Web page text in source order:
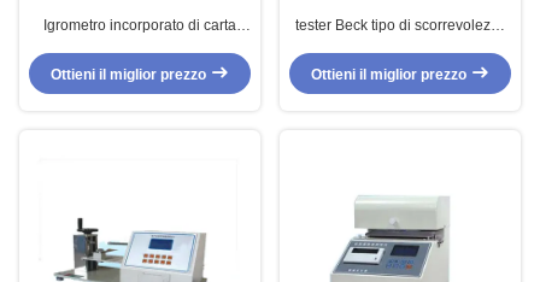
Igrometro incorporato di carta
delle apparecchiature di collaudo
Ottieni il miglior prezzo
tester Beck tipo di scorrevolezza
collaudo di carta/tester
scorrevolezza del cartone e della
Ottieni il miglior prezzo